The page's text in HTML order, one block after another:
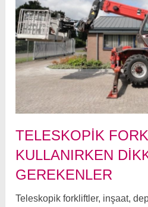
TELESKOPIK
KULLANIRKEN
GEREKENLER
Teleskopik forkliftler, inşaat,